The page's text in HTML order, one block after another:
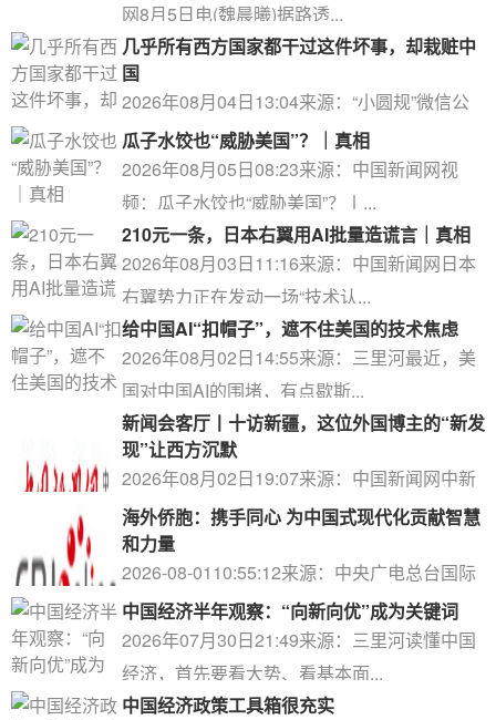
网8月5日电(魏晨曦)据路透...
几乎所有西方国家都干过这件坏事，却栽赃中
国
2026年08月04日13:04来源：“小圆规”微信公
众号中国民族团结进步促进法...
瓜子水饺也“威胁美国”？｜真相
2026年08月05日08:23来源：中国新闻网视
频：瓜子水饺也“威胁美国”？丨...
210元一条，日本右翼用AI批量造谎言｜真相
2026年08月03日11:16来源：中国新闻网日本
右翼势力正在发动一场“技术认...
给中国AI“扣帽子”，遮不住美国的技术焦虑
2026年08月02日14:55来源：三里河最近，美
国对中国AI的围堵，有点歇斯...
新闻会客厅丨十访新疆，这位外国博主的“新发
现”让西方沉默
2026年08月02日19:07来源：中国新闻网中新
网北京8月2日电题：十访新疆...
海外侨胞：携手同心 为中国式现代化贡献智慧
和力量
2026-08-0110:55:12来源：中央广电总台国际
在线编辑：安月瑶国际在...
中国经济半年观察：“向新向优”成为关键词
2026年07月30日21:49来源：三里河读懂中国
经济，首先要看大势、看基本面...
中国经济政策工具箱很充实